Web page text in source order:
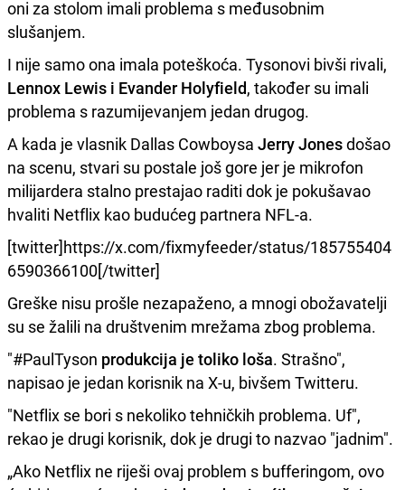
oni za stolom imali problema s međusobnim
slušanjem.
I nije samo ona imala poteškoća. Tysonovi bivši rivali,
Lennox Lewis i Evander Holyfield, također su imali
problema s razumijevanjem jedan drugog.
A kada je vlasnik Dallas Cowboysa Jerry Jonesdošao
na scenu, stvari su postale još gore jer je mikrofon
milijardera stalno prestajao raditi dok je pokušavao
hvaliti Netflix kao budućeg partnera NFL-a.
[twitter]https://x.com/fixmyfeeder/status/185755404
6590366100[/twitter]
Greške nisu prošle nezapaženo, a mnogi obožavatelji
su se žalili na društvenim mrežama zbog problema.
"#PaulTyson produkcija je toliko loša. Strašno",
napisao je jedan korisnik na X-u, bivšem Twitteru.
"Netflix se bori s nekoliko tehničkih problema. Uf",
rekao je drugi korisnik, dok je drugi to nazvao "jadnim".
„Ako Netflix ne riješi ovaj problem s bufferingom, ovo